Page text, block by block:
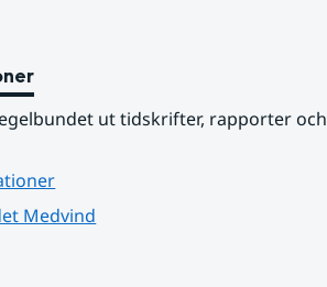
ut tidskrifter, rapporter och
Medvind